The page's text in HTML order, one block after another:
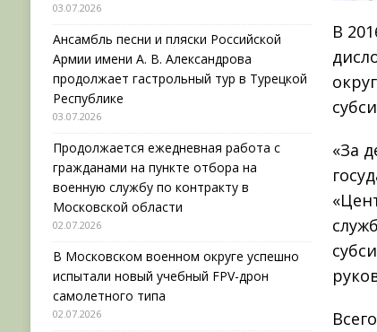
В
«За
03.07.2026
Ансамбль песни и пляски Российской
Армии имени А. В. Александрова
продолжает гастрольный тур в Турецкой
Республике
03.07.2026
Продолжается ежедневная работа с
гражданами на пункте отбора на
военную службу по контракту в
Московской области
02.07.2026
В Московском военном округе успешно
испытали новый учебный FPV-дрон
самолетного типа
02.07.2026